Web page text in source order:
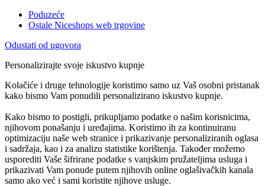
Poduzeće
Ostale Niceshops web trgovine
Odustati od ugovora
Personalizirajte svoje iskustvo kupnje
Kolačiće i druge tehnologije koristimo samo uz Vaš osobni pristanak
kako bismo Vam ponudili personalizirano iskustvo kupnje.
Kako bismo to postigli, prikupljamo podatke o našim korisnicima,
njihovom ponašanju i uređajima. Koristimo ih za kontinuiranu
optimizaciju naše web stranice i prikazivanje personaliziranih oglasa
i sadržaja, kao i za analizu statistike korištenja. Također možemo
usporediti Vaše šifrirane podatke s vanjskim pružateljima usluga i
prikazivati Vam ponude putem njihovih online oglašivačkih kanala
samo ako već i sami koristite njihove usluge.